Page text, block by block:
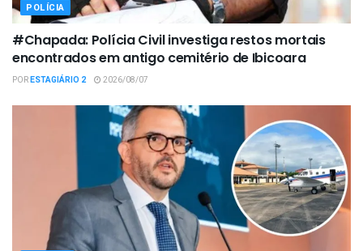
POLÍCIA
#Chapada: Polícia Civil investiga restos mortais
encontrados em antigo cemitério de Ibicoara
PORESTAGIÁRIO 2 2026/08/07